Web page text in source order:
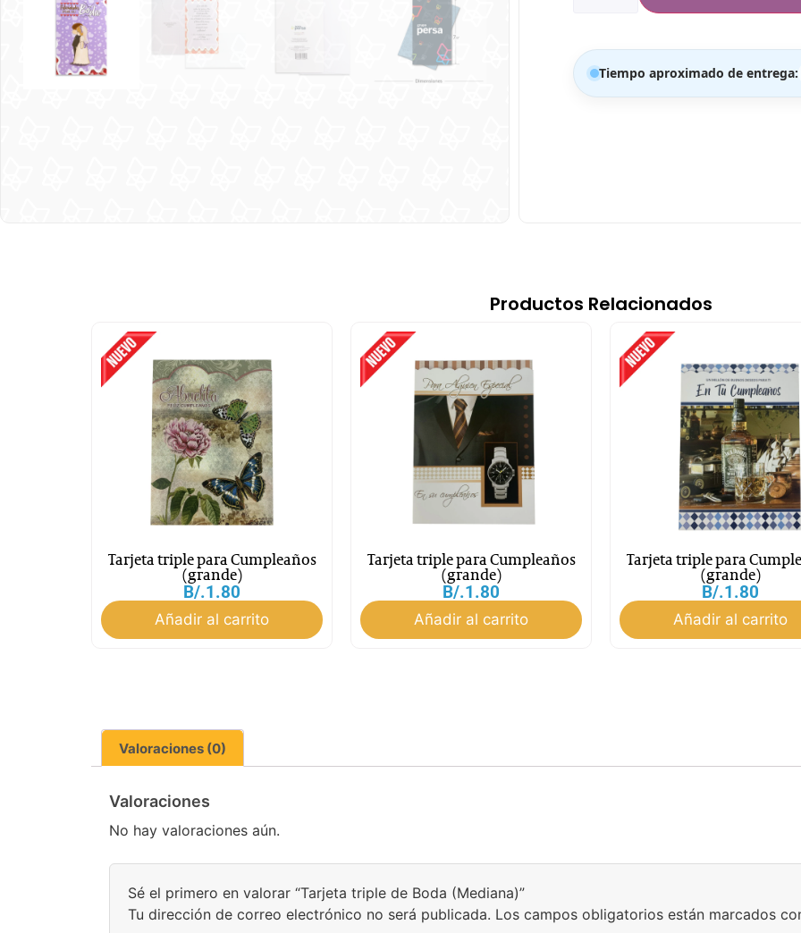
Tiempo aproximado de entrega:
Productos Relacionados
Tarjeta triple para Cumpleaños
(grande)
B/.1.80
Añadir al carrito
Tarjeta triple para Cumpleaños
(grande)
B/.1.80
Añadir al carrito
Tarjeta triple para
(grande)
B/.1.80
Añadir al carrito
Valoraciones (0)
Valoraciones
No hay valoraciones aún.
Sé el primero en valorar “Tarjeta triple de Boda (Mediana)”
Tu dirección de correo electrónico no será publicada. Los campos obligatorios están marcados